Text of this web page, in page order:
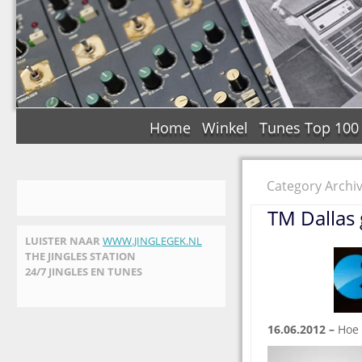
Home Winkel Tunes Top 100
LUISTER NAAR WWW.JINGLEGEK.NL
THE JINGLES STATION
24/7 JINGLES EN TUNES
Category
TM
16.06.2012 –